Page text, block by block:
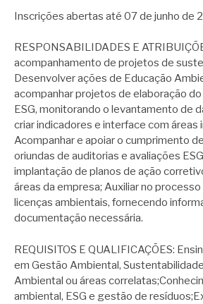
Inscrições abertas até 07 de junho de
RESPONSABILIDADES E
acompanhamento de projetos de
Desenvolver ações de Educação
acompanhar projetos de elaboração
ESG, monitorando o levantamento de
criar indicadores e interface com áreas
Acompanhar e apoiar o cumprimento
oriundas de auditorias e avaliações
implantação de planos de ação
áreas da empresa; Auxiliar no
licenças ambientais, fornecendo
documentação necessária.
REQUISITOS E QUALIFICAÇÕES:
em Gestão Ambiental,
Ambiental ou áreas
ambiental, ESG e gestão de